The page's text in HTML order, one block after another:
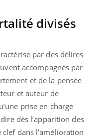
divisés
par des délires
accompagnés par
et de la pensée
et auteur de
prise en charge
dès l’apparition des
dans l’amélioration